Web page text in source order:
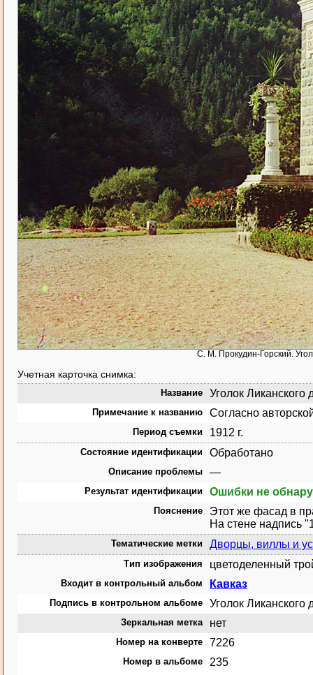
С. М. Прокудин-Горский.
Учетная карточка снимка:
Название Уголок Ликанского
Примечание к названию Согласно
Период съемки 1912 г.
Состояние идентификации Обработано
Описание проблемы —
Результат идентификации Ошибки не
Пояснение
Этот же фасад в
На стене надпись
Тематические метки Дворцы, виллы и
Тип изображения цветоделенный
Входит в контрольный альбом Кавказ
Подпись в контрольном альбоме Уголок Ликанского
Зеркальная метка нет
Номер на конверте 7226
Номер в альбоме 235